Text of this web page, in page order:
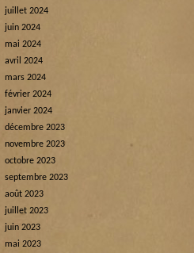
juillet 2024
juin 2024
mai 2024
avril 2024
mars 2024
février 2024
janvier 2024
décembre 2023
novembre 2023
octobre 2023
septembre 2023
août 2023
juillet 2023
juin 2023
mai 2023